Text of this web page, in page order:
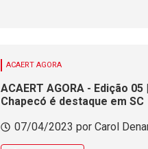
ACAERT AGORA
ACAERT AGORA - Edição
Chapecó é destaque em SC
07/04/2023 por Carol